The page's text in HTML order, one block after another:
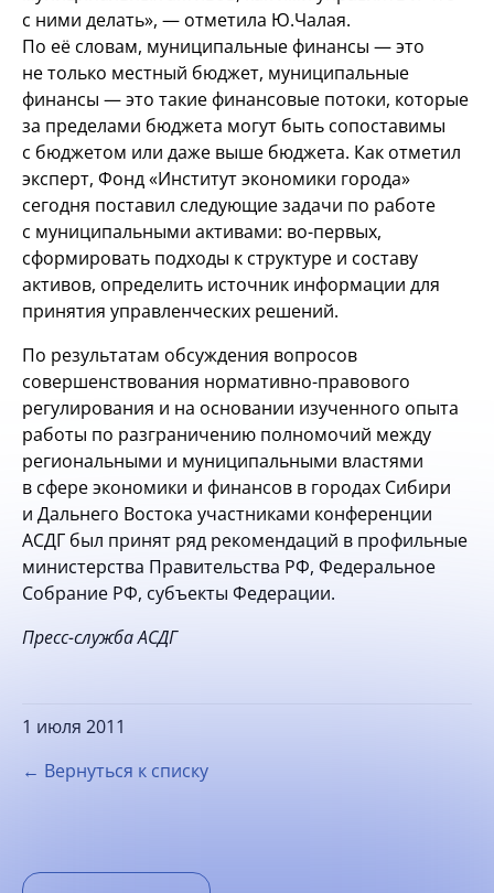
с ними делать», — отметила Ю.Чалая.
По её словам, муниципальные финансы — это
не только местный бюджет, муниципальные
финансы — это такие финансовые потоки, которые
за пределами бюджета могут быть сопоставимы
с бюджетом или даже выше бюджета. Как отметил
эксперт, Фонд «Институт экономики города»
сегодня поставил следующие задачи по работе
с муниципальными активами: во-первых,
сформировать подходы к структуре и составу
активов, определить источник информации для
принятия управленческих решений.
По результатам обсуждения вопросов
совершенствования нормативно-правового
регулирования и на основании изученного опыта
работы по разграничению полномочий между
региональными и муниципальными властями
в сфере экономики и финансов в городах Сибири
и Дальнего Востока участниками конференции
АСДГ был принят ряд рекомендаций в профильные
министерства Правительства РФ, Федеральное
Собрание РФ, субъекты Федерации.
Пресс-служба АСДГ
1 июля 2011
← Вернуться к списку